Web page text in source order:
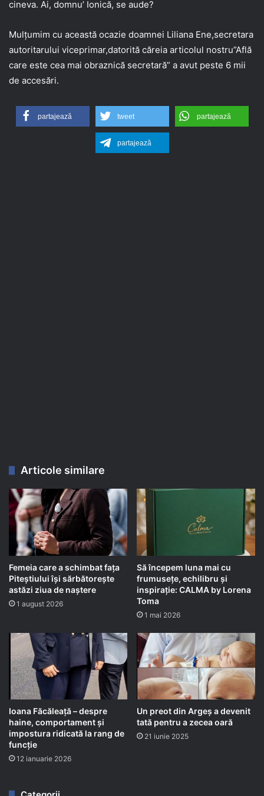
cineva. Ai, domnu’ Ionică, se aude?
Mulțumim cu această ocazie doamnei Liliana Ene,secretara
autoritarului viceprimar,datorită căreia articolul nostru”Află
care este cea mai obraznică secretară” a avut peste 6 mii
de accesări.
partajează tweet partajează
partajează
Articole similare
Femeia care a schimbat fața
Piteștiului își sărbătorește
astăzi ziua de naștere
1 august 2026
Să începem luna mai cu
frumusețe, echilibru și
inspirație: CALMA by Lorena
Toma
1 mai 2026
Ioana Făcăleață – despre
haine, comportament și
impostura ridicată la rang de
funcție
12 ianuarie 2026
Un preot din Argeș a devenit
tată pentru a zecea oară
21 iunie 2025